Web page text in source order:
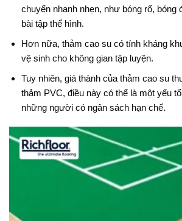
chuyển nhanh nhẹn, như bóng rổ, bóng
bài tập thể hình.
Hơn nữa, thảm cao su có tính kháng
vệ sinh cho không gian tập luyện.
Tuy nhiên, giá thành của thảm cao su
thảm PVC, điều này có thể là một yếu
những người có ngân sách hạn chế.